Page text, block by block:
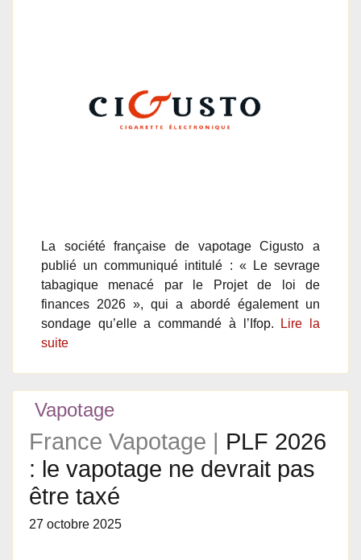
La société française de vapotage Cigusto a
publié un communiqué intitulé : « Le sevrage
tabagique menacé par le Projet de loi de
finances 2026 », qui a abordé également un
sondage qu’elle a commandé à l’Ifop.
Lire la
suite
Vapotage
France Vapotage | PLF 2026
: le vapotage ne devrait pas
être taxé
27 octobre 2025